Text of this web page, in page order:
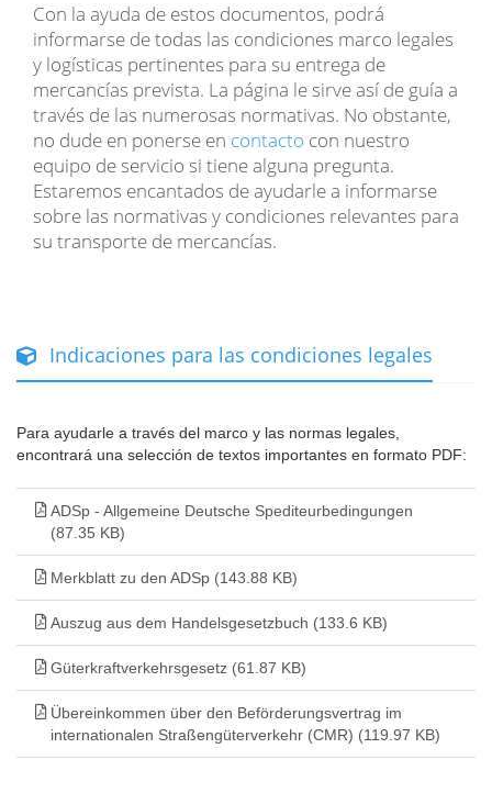
Con la ayuda de estos documentos, podrá
informarse de todas las condiciones marco legales
y logísticas pertinentes para su entrega de
mercancías prevista. La página le sirve así de guía a
través de las numerosas normativas. No obstante,
no dude en ponerse en contacto con nuestro
equipo de servicio si tiene alguna pregunta.
Estaremos encantados de ayudarle a informarse
sobre las normativas y condiciones relevantes para
su transporte de mercancías.
Indicaciones para las condiciones legales
Para ayudarle a través del marco y las normas legales,
encontrará una selección de textos importantes en formato PDF:
ADSp - Allgemeine Deutsche Spediteurbedingungen
(87.35 KB)
Merkblatt zu den ADSp (143.88 KB)
Auszug aus dem Handelsgesetzbuch (133.6 KB)
Güterkraftverkehrsgesetz (61.87 KB)
Übereinkommen über den Beförderungsvertrag im
internationalen Straßengüterverkehr (CMR) (119.97 KB)